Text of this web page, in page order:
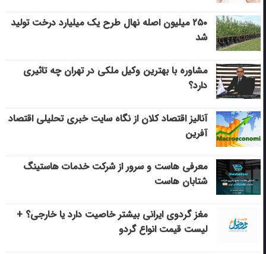
۲۵۰ میلیون اصله نهال طرح یک میلیارد درخت تولید
شد
مشاوره با بهترین وکیل ملکی در تهران چه تاثیری
دارد؟
آنالیز اقتصاد کلان از نگاه سایت خبری تحلیلی اقتصاد
آفرین
معرفی هاست و سرور از شرکت خدمات هاستینگ
شتابان هاست
مغز گردوی ایرانی بیشتر خاصیت دارد یا خارجی؟ +
لیست قیمت انواع گردو